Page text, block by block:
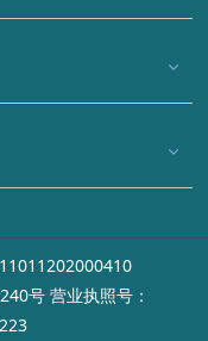
号 营业执照号：